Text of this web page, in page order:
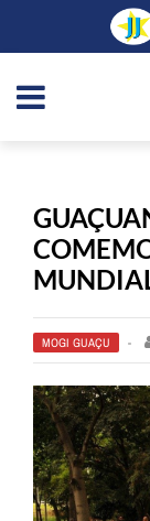
MOGI GUAÇU